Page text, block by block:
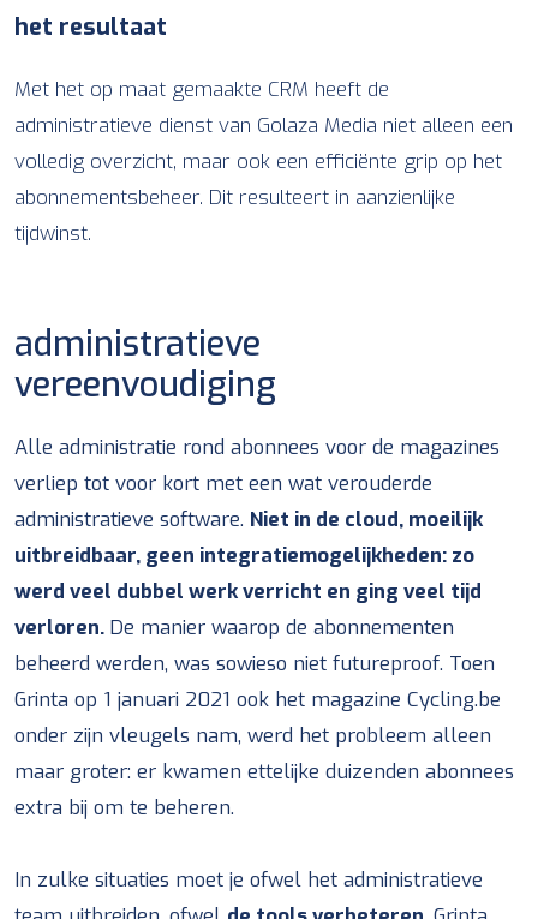
het resultaat
Met het op maat gemaakte CRM heeft de
administratieve dienst van Golaza Media niet alleen een
volledig overzicht, maar ook een efficiënte grip op het
abonnementsbeheer. Dit resulteert in aanzienlijke
tijdwinst.
administratieve
vereenvoudiging
Alle administratie rond abonnees voor de magazines
verliep tot voor kort met een wat verouderde
administratieve software. Niet in de cloud, moeilijk
uitbreidbaar, geen integratiemogelijkheden: zo
werd veel dubbel werk verricht en ging veel tijd
verloren. De manier waarop de abonnementen
beheerd werden, was sowieso niet futureproof. Toen
Grinta op 1 januari 2021 ook het magazine Cycling.be
onder zijn vleugels nam, werd het probleem alleen
maar groter: er kwamen ettelijke duizenden abonnees
extra bij om te beheren.
In zulke situaties moet je ofwel het administratieve